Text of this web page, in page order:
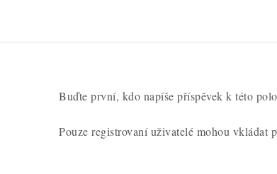
Buďte první, kdo napíše příspěvek k této
Pouze registrovaní uživatelé mohou vkládat